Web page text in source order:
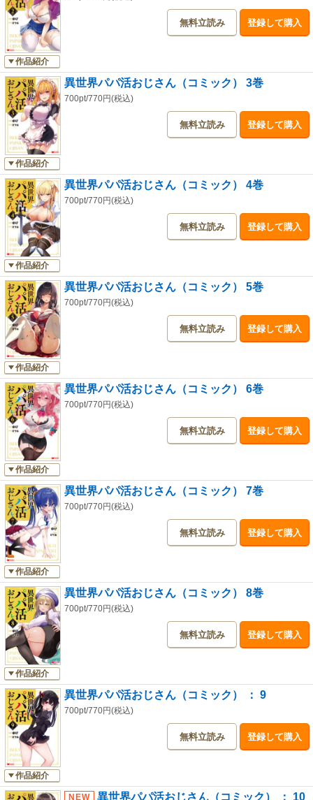
作品紹介
無料立読み 登録して購入
作品紹介
異世界パパ活おじさん（コミック） 3巻
700pt/770円(税込)
無料立読み 登録して購入
作品紹介
異世界パパ活おじさん（コミック） 4巻
700pt/770円(税込)
無料立読み 登録して購入
作品紹介
異世界パパ活おじさん（コミック） 5巻
700pt/770円(税込)
無料立読み 登録して購入
作品紹介
異世界パパ活おじさん（コミック） 6巻
700pt/770円(税込)
無料立読み 登録して購入
作品紹介
異世界パパ活おじさん（コミック） 7巻
700pt/770円(税込)
無料立読み 登録して購入
作品紹介
異世界パパ活おじさん（コミック） 8巻
700pt/770円(税込)
無料立読み 登録して購入
作品紹介
異世界パパ活おじさん（コミック） ： 9
700pt/770円(税込)
無料立読み 登録して購入
異世界パパ活おじさん（コミック） ： 10